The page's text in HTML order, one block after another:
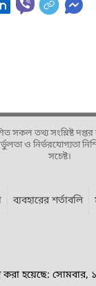
সকল তথ্য সংশ্লিষ্ট
ও নির্ভরযোগ্যতা
সচেষ্ট।
ব্যবহারের শর্তাবলি
করা হয়েছে: